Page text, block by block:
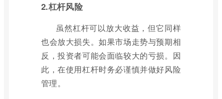
2.杠杆风险
虽然杠杆可以放大收益，但它同样
也会放大损失。如果市场走势与预期相
反，投资者可能会面临较大的亏损。因
此，在使用杠杆时务必谨慎并做好风险
管理。